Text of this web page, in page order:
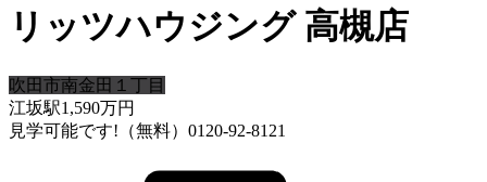
リッツハウジング 高槻店
吹田市南金田１丁目
江坂駅1,590万円
見学可能です!（無料）0120-92-8121